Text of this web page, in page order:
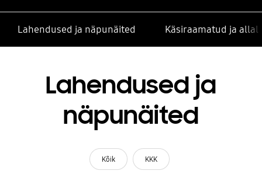
Lahendused ja näpunäited Käsiraamatud ja
Lahendused ja
näpunäited
Kõik KKK